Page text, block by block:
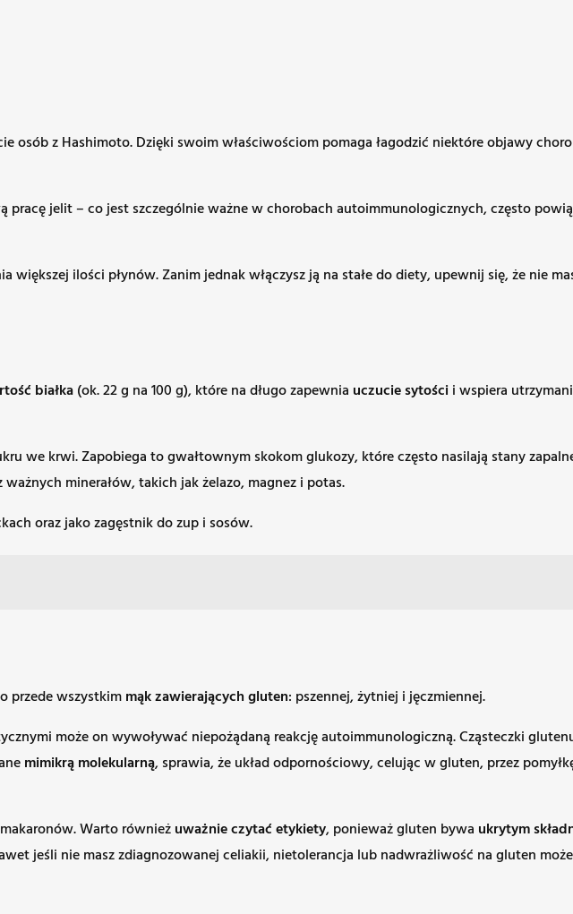
osób z Hashimoto. Dzięki swoim właściwościom pomaga łagodzić niektóre objawy
pracę jelit – co jest szczególnie ważne w chorobach autoimmunologicznych, często
ilości płynów. Zanim jednak włączysz ją na stałe do diety, upewnij się, że nie
białka(ok. 22 g na 100 g), które na długo zapewnia uczucie sytościi wspiera
we krwi. Zapobiega to gwałtownym skokom glukozy, które często nasilają stany
minerałów, takich jak żelazo, magnez i potas.
oraz jako zagęstnik do zup i sosów.
przede wszystkimmąk zawierających gluten: pszennej, żytniej i jęczmiennej.
może on wywoływać niepożądaną reakcję autoimmunologiczną. Cząsteczki
mimikrą molekularną, sprawia, że układ odpornościowy, celując w gluten, przez
Warto równieżuważnie czytać etykiety, ponieważ gluten bywa ukrytym
jeśli nie masz zdiagnozowanej celiakii, nietolerancja lub nadwrażliwość na gluten może